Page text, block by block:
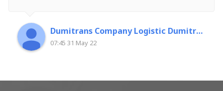
Dumitrans Company Logistic Dumitrascu Florin
07:45 31 May 22